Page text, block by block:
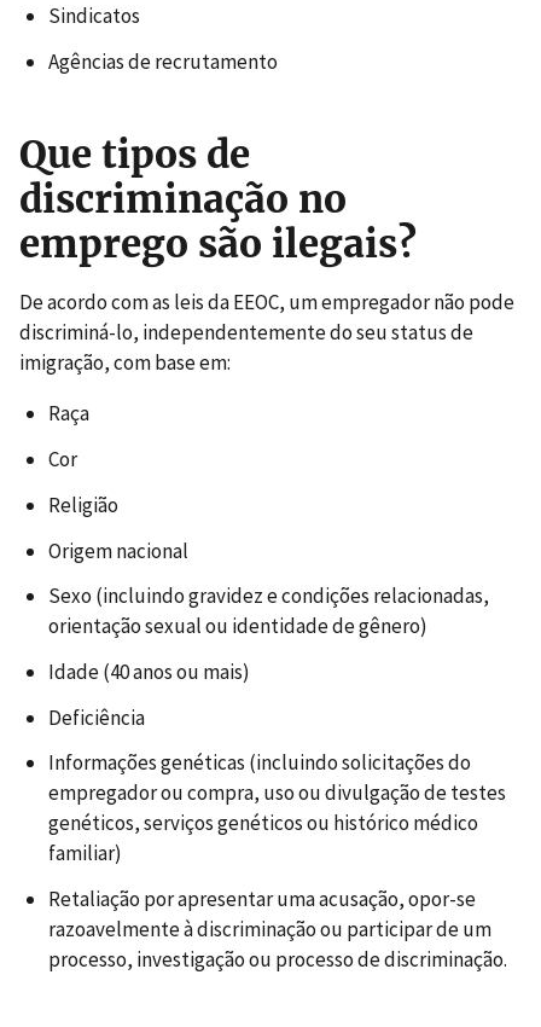
Sindicatos
Agências de recrutamento
Que tipos de
discriminação no
emprego são ilegais?
De acordo com as leis da EEOC, um empregador não pode
discriminá-lo, independentemente do seu status de
imigração, com base em:
Raça
Cor
Religião
Origem nacional
Sexo (incluindo gravidez e condições relacionadas,
orientação sexual ou identidade de gênero)
Idade (40 anos ou mais)
Deficiência
Informações genéticas (incluindo solicitações do
empregador ou compra, uso ou divulgação de testes
genéticos, serviços genéticos ou histórico médico
familiar)
Retaliação por apresentar uma acusação, opor-se
razoavelmente à discriminação ou participar de um
processo, investigação ou processo de discriminação.